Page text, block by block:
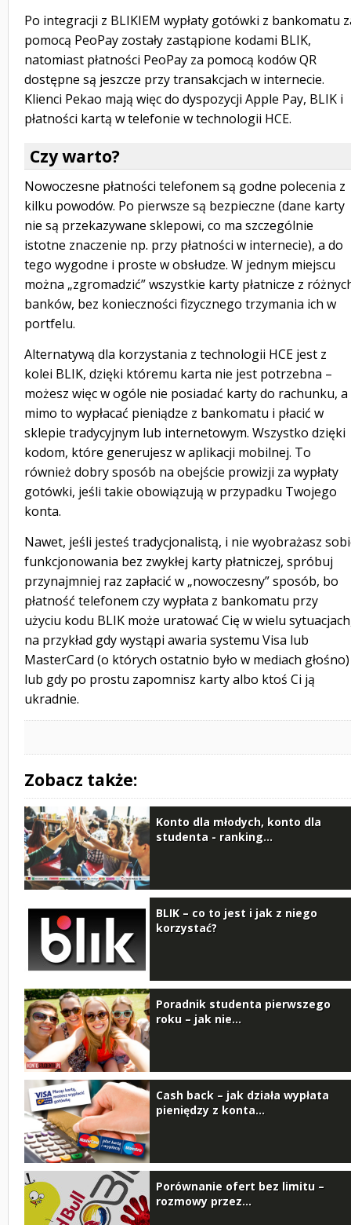
Po integracji z BLIKIEM wypłaty gotówki z bankomatu
pomocą PeoPay zostały zastąpione kodami BLIK,
natomiast płatności PeoPay za pomocą kodów QR
dostępne są jeszcze przy transakcjach w internecie.
Klienci Pekao mają więc do dyspozycji Apple Pay, BLIK i
płatności kartą w telefonie w technologii HCE.
Czy warto?
Nowoczesne płatności telefonem są godne polecenia z
kilku powodów. Po pierwsze są bezpieczne (dane karty
nie są przekazywane sklepowi, co ma szczególnie
istotne znaczenie np. przy płatności w internecie), a do
tego wygodne i proste w obsłudze. W jednym miejscu
można „zgromadzić” wszystkie karty płatnicze z
banków, bez konieczności fizycznego trzymania ich w
portfelu.
Alternatywą dla korzystania z technologii HCE jest z
kolei BLIK, dzięki któremu karta nie jest potrzebna –
możesz więc w ogóle nie posiadać karty do rachunku, a
mimo to wypłacać pieniądze z bankomatu i płacić w
sklepie tradycyjnym lub internetowym. Wszystko dzięki
kodom, które generujesz w aplikacji mobilnej. To
również dobry sposób na obejście prowizji za wypłaty
gotówki, jeśli takie obowiązują w przypadku Twojego
konta.
Nawet, jeśli jesteś tradycjonalistą, i nie wyobrażasz
funkcjonowania bez zwykłej karty płatniczej, spróbuj
przynajmniej raz zapłacić w „nowoczesny” sposób, bo
płatność telefonem czy wypłata z bankomatu przy
użyciu kodu BLIK może uratować Cię w wielu
na przykład gdy wystąpi awaria systemu Visa lub
MasterCard (o których ostatnio było w mediach głośno)
lub gdy po prostu zapomnisz karty albo ktoś Ci ją
ukradnie.
Zobacz także:
Konto dla młodych, konto dla
studenta - ranking...
BLIK – co to jest i jak z niego
korzystać?
Poradnik studenta pierwszego
roku – jak nie...
Cash back – jak działa wypłata
pieniędzy z konta...
Porównanie ofert bez limitu –
rozmowy przez...